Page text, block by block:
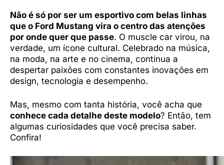
Não é só por ser um esportivo com belas linhas
que o Ford Mustang vira o centro das atenções
por onde quer que passe. O muscle car virou, na
verdade, um ícone cultural. Celebrado na música,
na moda, na arte e no cinema, continua a
despertar paixões com constantes inovações em
design, tecnologia e desempenho.
Mas, mesmo com tanta história, você acha que
conhece cada detalhe deste modelo? Então, tem
algumas curiosidades que você precisa saber.
Confira!